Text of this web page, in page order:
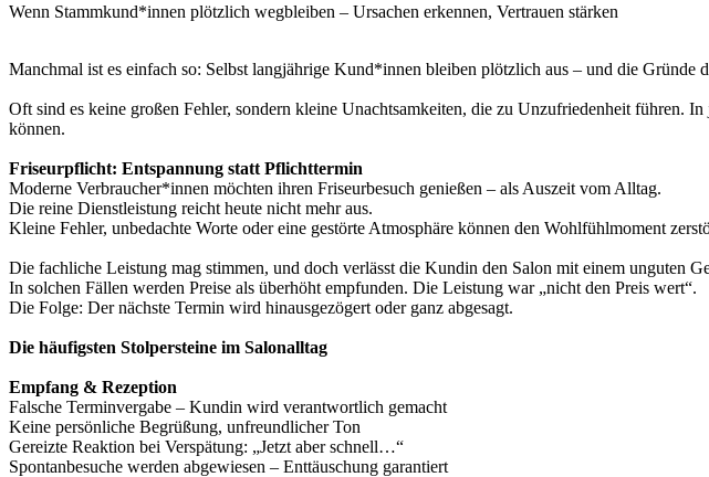
Wenn Stammkund*innen plötzlich wegbleiben – Ursachen erkennen, Vertrauen stärken
Manchmal ist es einfach so: Selbst langjährige Kund*innen bleiben plötzlich aus – und die Gründe
Oft sind es keine großen Fehler, sondern kleine Unachtsamkeiten, die zu Unzufriedenheit führen.
können.
Friseurpflicht: Entspannung statt Pflichttermin
Moderne Verbraucher*innen möchten ihren Friseurbesuch genießen – als Auszeit vom Alltag.
Die reine Dienstleistung reicht heute nicht mehr aus.
Kleine Fehler, unbedachte Worte oder eine gestörte Atmosphäre können den Wohlfühlmoment
Die fachliche Leistung mag stimmen, und doch verlässt die Kundin den Salon mit einem unguten
In solchen Fällen werden Preise als überhöht empfunden. Die Leistung war „nicht den Preis wert“.
Die Folge: Der nächste Termin wird hinausgezögert oder ganz abgesagt.
Die häufigsten Stolpersteine im Salonalltag
Empfang & Rezeption
Falsche Terminvergabe – Kundin wird verantwortlich gemacht
Keine persönliche Begrüßung, unfreundlicher Ton
Gereizte Reaktion bei Verspätung: „Jetzt aber schnell…“
Spontanbesuche werden abgewiesen – Enttäuschung garantiert